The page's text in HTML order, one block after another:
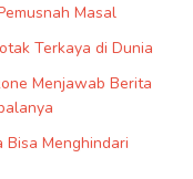
Masal
Terkaya di Dunia
Menjawab Berita
Bisa Menghindari